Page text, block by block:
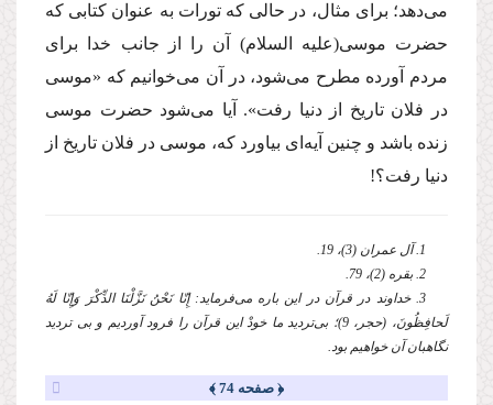
مى‌دهد؛ براى مثال، در حالى كه تورات به عنوان كتابى كه
حضرت موسى(علیه السلام) آن را از جانب خدا براى
مردم آورده مطرح مى‌شود، در آن مى‌خوانیم كه «موسى
در فلان تاریخ از دنیا رفت». آیا مى‌شود حضرت موسى
زنده باشد و چنین آیه‌اى بیاورد كه، موسى در فلان تاریخ از
دنیا رفت؟!
1. آل عمران (3)، 19.
2. بقره (2)، 79.
3. خداوند در قرآن در این باره مى‌فرماید: إِنّا نَحْنُ نَزَّلْنَا الذِّكْرَ وَإِنّا لَهُ
لَحافِظُونَ، (حجر، 9)؛ بى‌تردید ما خودْ این قرآن را فرود آوردیم و بى تردید
نگاهبان آن خواهیم بود.
﴿ صفحه 74 ﴾